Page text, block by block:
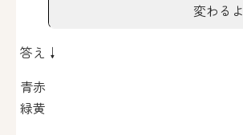
変わるよ
答え↓
青赤
緑黄